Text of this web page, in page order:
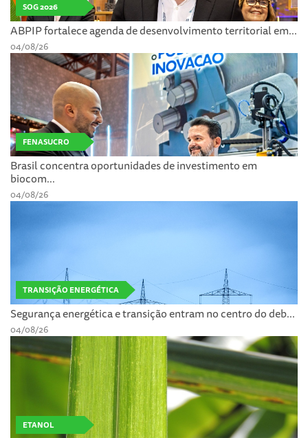
SOG 2026
ABPIP fortalece agenda de desenvolvimento territorial em...
04/08/26
FENASUCRO
Brasil concentra oportunidades de investimento em
biocom...
04/08/26
TRANSIÇÃO ENERGÉTICA
Segurança energética e transição entram no centro do deb...
04/08/26
ETANOL